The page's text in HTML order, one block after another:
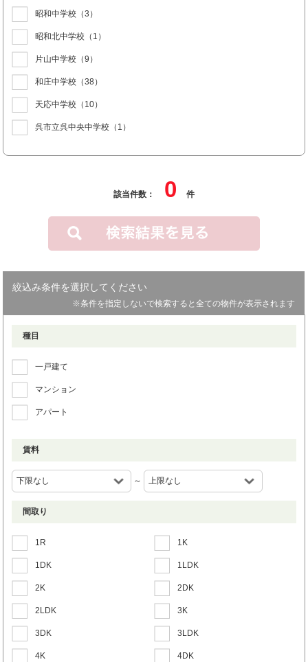
昭和中学校 （3）
昭和北中学校 （1）
片山中学校 （9）
和庄中学校 （38）
天応中学校 （10）
呉市立呉中央中学校 （1）
該当件数： 0 件
絞込み条件を選択してください
※条件を指定しないで検索すると全ての物件が表示されます
種目
一戸建て
マンション
アパート
賃料
～
間取り
1R 1K
1DK 1LDK
2K 2DK
2LDK 3K
3DK 3LDK
4K 4DK